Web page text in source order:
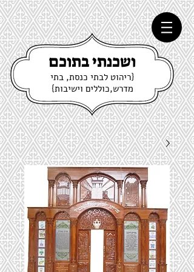
ושכנתי בתוכם
{ריהוט לבתי כנסת, בתי
מדרש,כוללים וישיבות}